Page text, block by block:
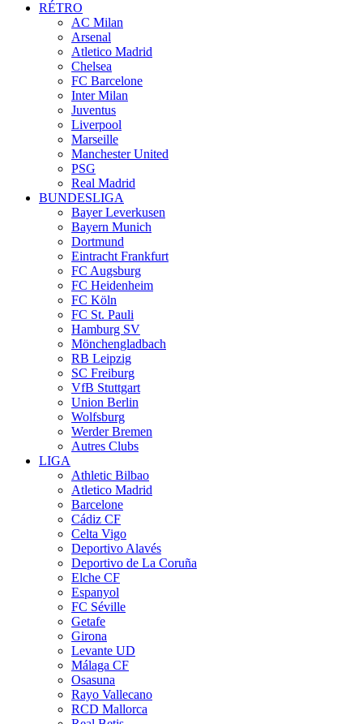
RÉTRO
AC Milan
Arsenal
Atletico Madrid
Chelsea
FC Barcelone
Inter Milan
Juventus
Liverpool
Marseille
Manchester United
PSG
Real Madrid
BUNDESLIGA
Bayer Leverkusen
Bayern Munich
Dortmund
Eintracht Frankfurt
FC Augsburg
FC Heidenheim
FC Köln
FC St. Pauli
Hamburg SV
Mönchengladbach
RB Leipzig
SC Freiburg
VfB Stuttgart
Union Berlin
Wolfsburg
Werder Bremen
Autres Clubs
LIGA
Athletic Bilbao
Atletico Madrid
Barcelone
Cádiz CF
Celta Vigo
Deportivo Alavés
Deportivo de La Coruña
Elche CF
Espanyol
FC Séville
Getafe
Girona
Levante UD
Málaga CF
Osasuna
Rayo Vallecano
RCD Mallorca